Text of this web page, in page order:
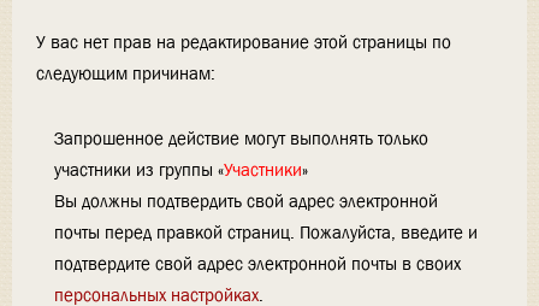
У вас нет прав на редактирование этой страницы по
следующим причинам:
Запрошенное действие могут выполнять только
участники из группы «Участники»
Вы должны подтвердить свой адрес электронной
почты перед правкой страниц. Пожалуйста, введите и
подтвердите свой адрес электронной почты в своих
персональных настройках.